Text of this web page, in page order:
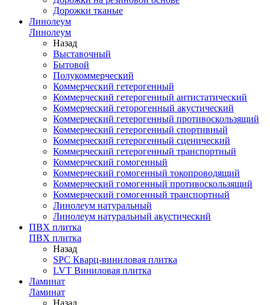
Дорожки тканые
Линолеум
Линолеум
Назад
Выставочный
Бытовой
Полукоммерческий
Коммерческий гетерогенный
Коммерческий гетерогенный антистатический
Коммерческий геторогенный акустический
Коммерческий гетерогенный противоскользящий
Коммерческий гетерогенный спортивный
Коммерческий гетерогенный сценический
Коммерческий гетерогенный транспортный
Коммерческий гомогенный
Коммерческий гомогенный токопроводящий
Коммерческий гомогенный противоскользящий
Коммерческий гомогенный транспортный
Линолеум натуральный
Линолеум натуральный акустический
ПВХ плитка
ПВХ плитка
Назад
SPC Кварц-виниловая плитка
LVT Виниловая плитка
Ламинат
Ламинат
Назад